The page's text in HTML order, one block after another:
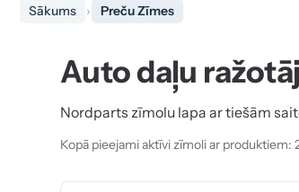
Sākums Preču Zīmes
Auto daļu
Nordparts zīmolu lapa ar tiešām
Kopā pieejami aktīvi zīmoli ar produktiem: